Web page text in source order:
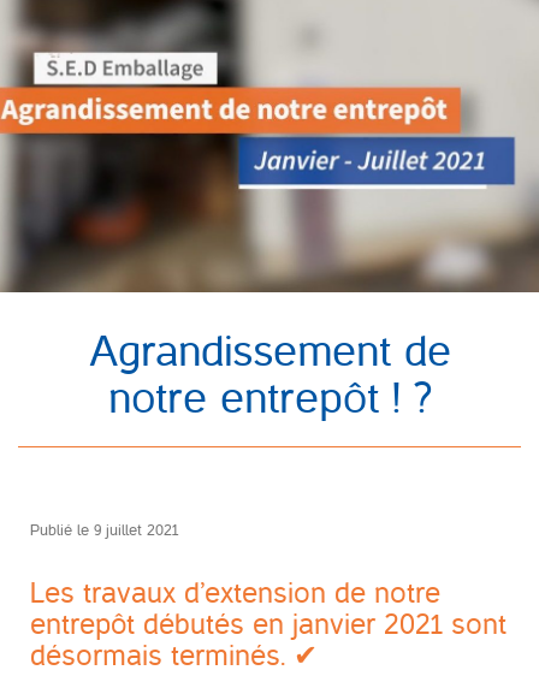
Agrandissement de
notre entrepôt ! ?
Publié le 9 juillet 2021
Les travaux d’extension de notre
entrepôt débutés en janvier 2021 sont
désormais terminés. ✔